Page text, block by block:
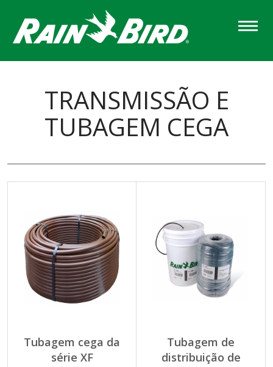
main
content
TRANSMISSÃO E
TUBAGEM CEGA
Tubagem cega da
série XF
Tubagem de
distribuição de